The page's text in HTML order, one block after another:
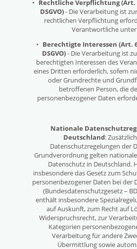
• Rechtliche Verpflichtung (Art.
DSGVO)- Die Verarbeitung ist
rechtlichen Verpflichtung
Verantwortliche
• Berechtigte Interessen (Art. 6
DSGVO)- Die Verarbeitung ist
berechtigten Interessen des
eines Dritten erforderlich, sofern
oder Grundrechte und
betroffenen Person, die
personenbezogener Daten
Nationale
Deutschland:
Datenschutzregelungen der
Grundverordnung gelten
Datenschutz in Deutschland.
insbesondere das Gesetz zum
personenbezogener Daten bei der
(Bundesdatenschutzgesetz –
enthält insbesondere
auf Auskunft, zum Recht auf
Widerspruchsrecht, zur
Kategorien
Verarbeitung für andere
Übermittlung sowie